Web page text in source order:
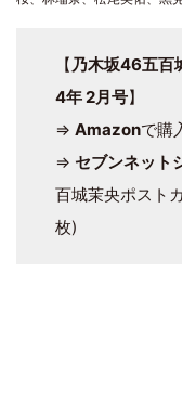
【乃木坂46五百
4年 2月号】
⇒ Amazonで購
⇒ セブンネット
百城茉央ポスト
枚)